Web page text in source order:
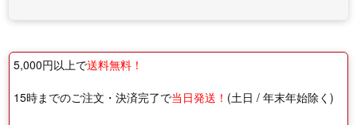
5,000円以上で送料無料！
15時までのご注文・決済完了で当日発送！ (土日 / 年末年始除く)